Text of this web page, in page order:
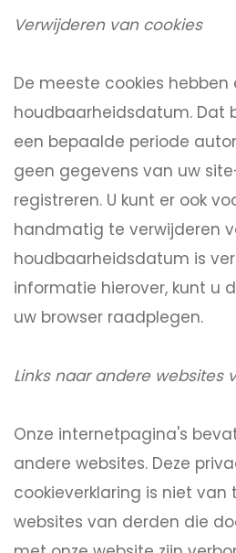
Verwijderen van cookies
De meeste cookies hebben
houdbaarheidsdatum. Dat
een bepaalde periode
geen gegevens van uw
registreren. U kunt er ook
handmatig te verwijderen
houdbaarheidsdatum is
informatie hierover, kunt u
uw browser raadplegen.
Links naar andere websites
Onze internetpagina's
andere websites. Deze
cookieverklaring is niet van
websites van derden die